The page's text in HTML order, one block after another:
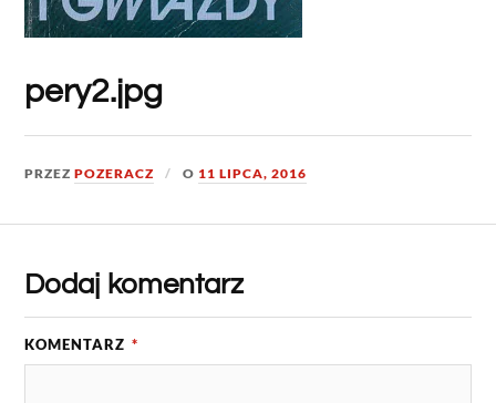
pery2.jpg
PRZEZPOZERACZ O 11 LIPCA, 2016
Dodaj komentarz
KOMENTARZ *